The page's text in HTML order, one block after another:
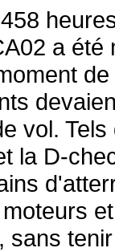
a
vol.
la D-
sans